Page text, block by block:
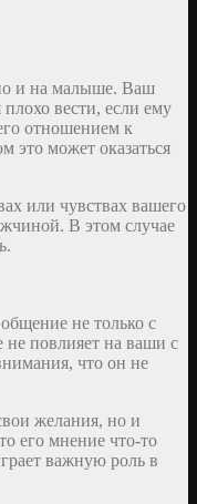
и на малыше. Ваш
вести, если ему
отношением к
это может оказаться
или чувствах вашего
В этом случае
не только с
не повлияет на ваши с
что он не
желания, но и
его мнение что-то
важную роль в